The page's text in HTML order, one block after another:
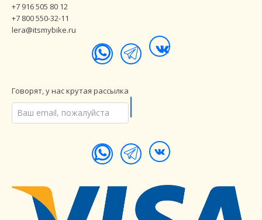
+7 916 505 80 12
+7 800 550-32-11
lera@itsmybike.ru
Говорят, у нас крутая рассылка